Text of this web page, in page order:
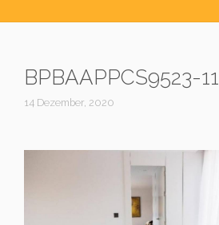
BPBAAPPCS9523-11
14 Dezember, 2020